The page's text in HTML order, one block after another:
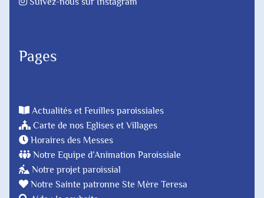
Pages
Actualités et Feuilles paroissiales
Carte de nos Eglises et Villages
Horaires des Messes
Notre Equipe d’Animation Paroissiale
Notre projet paroissial
Notre Sainte patronne Ste Mère Teresa